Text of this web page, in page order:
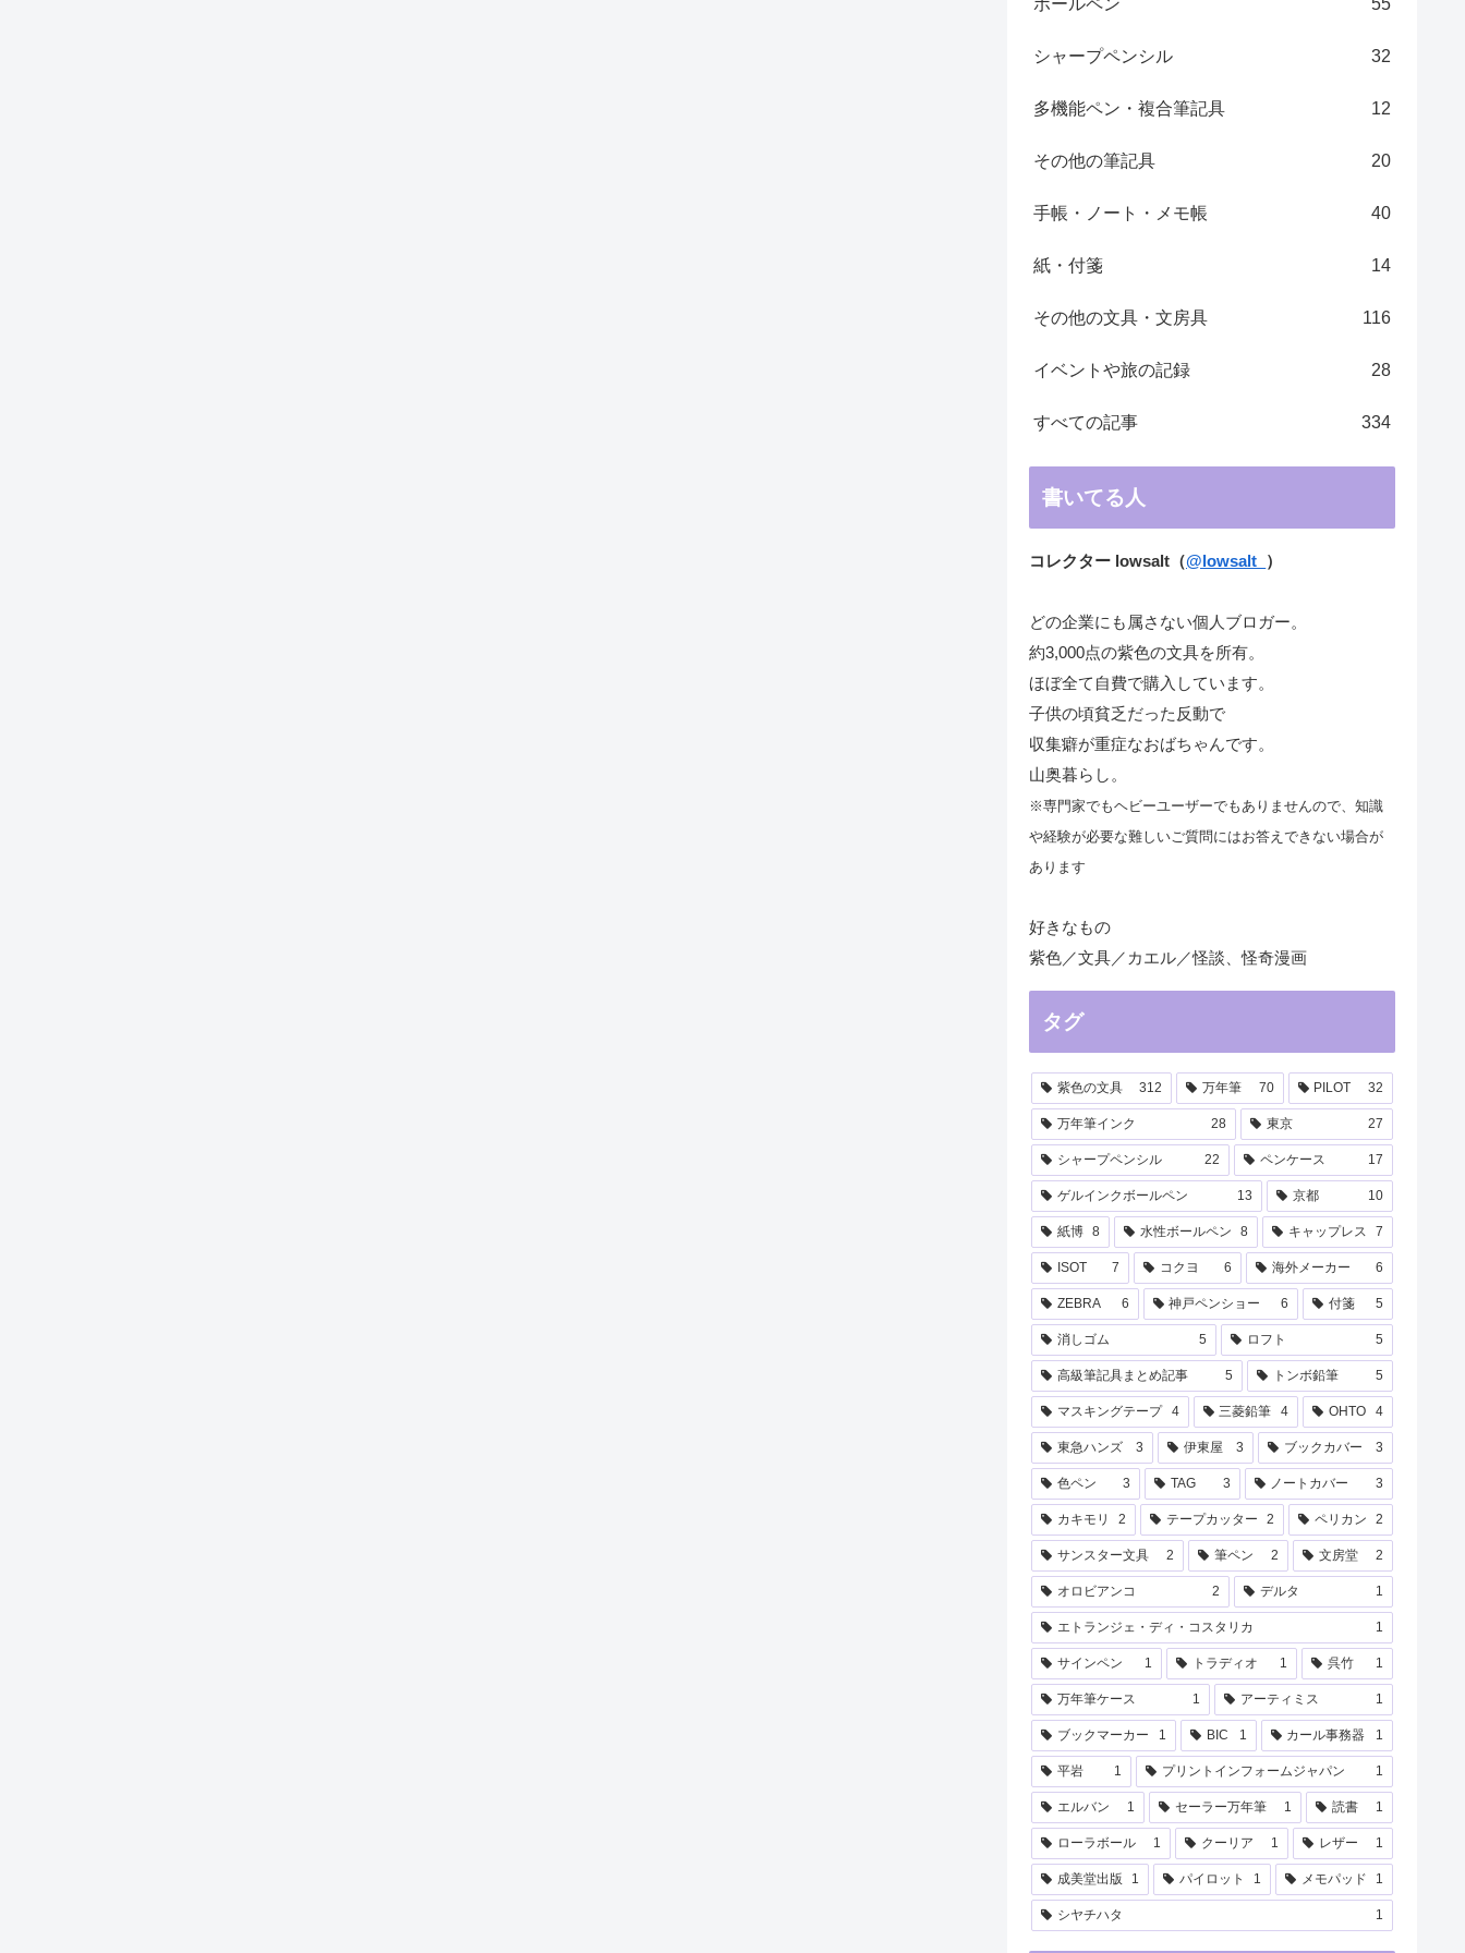
シャープペンシル 32
多機能ペン・複合筆記具 12
その他の筆記具 20
手帳・ノート・メモ帳 ​ 40
紙・付箋 14
その他の文具・文房具 116
イベントや旅の記録 28
すべての記事 334
書いてる人
コレクター lowsalt（@lowsalt_ ）
どの企業にも属さない個人ブロガー。
約3,000点の紫色の文具を所有。
ほぼ全て自費で購入しています。
子供の頃貧乏だった反動で
収集癖が重症なおばちゃんです。
山奥暮らし。
※専門家でもヘビーユーザーでもありませんので、知識
や経験が必要な難しいご質問にはお答えできない場合が
あります
好きなもの
紫色／文具／カエル／怪談、怪奇漫画
タグ
紫色の文具 312 万年筆 70 PILOT 32
万年筆インク 28 東京 27
シャープペンシル 22 ペンケース 17
ゲルインクボールペン 13 京都 10
紙博 8 水性ボールペン 8 キャップレス 7
ISOT 7 コクヨ 6 海外メーカー 6
ZEBRA 6 神戸ペンショー 6 付箋 5
消しゴム 5 ロフト 5
高級筆記具まとめ記事 5 トンボ鉛筆 5
マスキングテープ 4 三菱鉛筆 4 OHTO 4
東急ハンズ 3 伊東屋 3 ブックカバー 3
色ペン 3 TAG 3 ノートカバー 3
カキモリ 2 テープカッター 2 ペリカン 2
サンスター文具 2 筆ペン 2 文房堂 2
オロビアンコ 2 デルタ 1
エトランジェ・ディ・コスタリカ 1
サインペン 1 トラディオ 1 呉竹 1
万年筆ケース 1 アーティミス 1
ブックマーカー 1 BIC 1 カール事務器 1
平岩 1 プリントインフォームジャパン 1
エルバン 1 セーラー万年筆 1 読書 1
ローラボール 1 クーリア 1 レザー 1
成美堂出版 1 パイロット 1 メモパッド 1
シヤチハタ 1